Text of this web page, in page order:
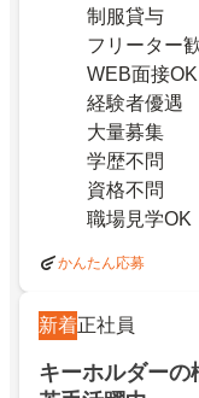
制服貸与
フリーター
WEB面接OK
経験者優遇
大量募集
学歴不問
資格不問
職場見学OK
かんたん応募
新着正社員
キーホルダーの